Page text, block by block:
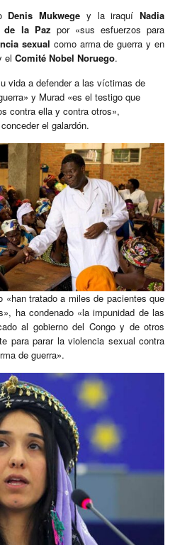
Denis Mukwege y la iraquí Nadia
de la Paz por «sus esfuerzos para
sexual como arma de guerra y en
el Comité Nobel Noruego.
vida a defender a las víctimas de
y Murad «es el testigo que
contra ella y contra otros»,
el galardón.
«han tratado a miles de pacientes que
ha condenado «la impunidad de las
al gobierno del Congo y de otros
para parar la violencia sexual contra
de guerra».